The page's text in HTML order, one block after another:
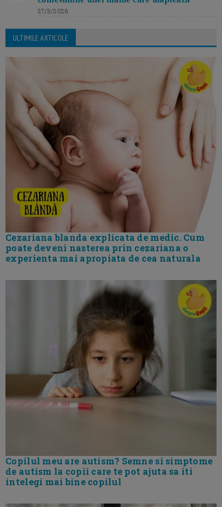
27/3/2026
ULTIMILE ARTICOLE
Cezariana blanda explicata de medic. Cum
poate deveni nasterea prin cezariana o
experienta mai apropiata de cea naturala
Copilul meu are autism? Semne si simptome
de autism la copii care te pot ajuta sa iti
intelegi mai bine copilul